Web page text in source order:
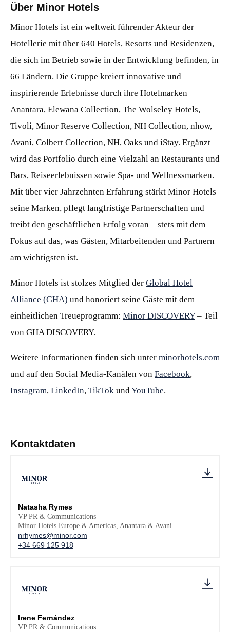
Über Minor Hotels
Minor Hotels ist ein weltweit führender Akteur der
Hotellerie mit über 640 Hotels, Resorts und Residenzen,
die sich im Betrieb sowie in der Entwicklung befinden, in
66 Ländern. Die Gruppe kreiert innovative und
inspirierende Erlebnisse durch ihre Hotelmarken
Anantara, Elewana Collection, The Wolseley Hotels,
Tivoli, Minor Reserve Collection, NH Collection, nhow,
Avani, Colbert Collection, NH, Oaks und iStay. Ergänzt
wird das Portfolio durch eine Vielzahl an Restaurants und
Bars, Reiseerlebnissen sowie Spa- und Wellnessmarken.
Mit über vier Jahrzehnten Erfahrung stärkt Minor Hotels
seine Marken, pflegt langfristige Partnerschaften und
treibt den geschäftlichen Erfolg voran – stets mit dem
Fokus auf das, was Gästen, Mitarbeitenden und Partnern
am wichtigsten ist.
Minor Hotels ist stolzes Mitglied der Global Hotel
Alliance (GHA) und honoriert seine Gäste mit dem
einheitlichen Treueprogramm: Minor DISCOVERY– Teil
von GHA DISCOVERY.
Weitere Informationen finden sich unter minorhotels.com
und auf den Social Media-Kanälen von Facebook,
Instagram, LinkedIn, TikTok undYouTube.
Kontaktdaten
Natasha Rymes
VP PR & Communications
Minor Hotels Europe & Americas, Anantara & Avani
nrhymes@minor.com
+34 669 125 918
Irene Fernández
VP PR & Communications